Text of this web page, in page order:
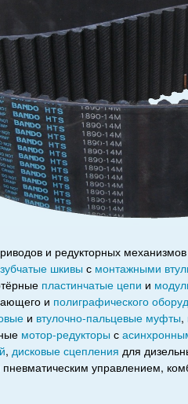
и редукторных
зубчатые шкивы с монтажными
пластинчатые цепи и
и полиграфического
и втулочно-пальцевые муфты,
мотор-редукторы с
, дисковые сцепления для
пневматическим управлением,